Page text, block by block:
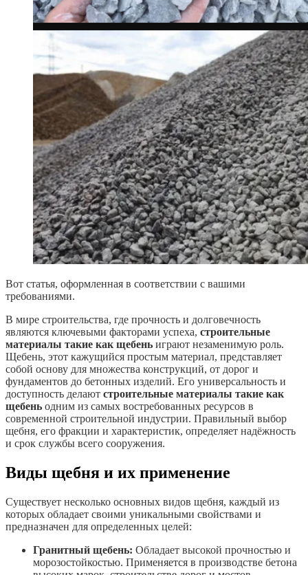
Вот статья, оформленная в соответствии с вашими
требованиями.
В мире строительства, где прочность и долговечность
являются ключевыми факторами успеха, строительные
материалы такие как щебень играют незаменимую роль.
Щебень, этот кажущийся простым материал, представляет
собой основу для множества конструкций, от дорог и
фундаментов до бетонных изделий. Его универсальность и
доступность делают строительные материалы такие как
щебень одним из самых востребованных ресурсов в
современной строительной индустрии. Правильный выбор
щебня, его фракции и характеристик, определяет надёжность
и срок службы всего сооружения.
Виды щебня и их применение
Существует несколько основных видов щебня, каждый из
которых обладает своими уникальными свойствами и
предназначен для определенных целей:
Гранитный щебень: Обладает высокой прочностью и
морозостойкостью. Применяется в производстве бетона